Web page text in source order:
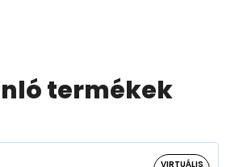
termékek
VIRTUÁLIS